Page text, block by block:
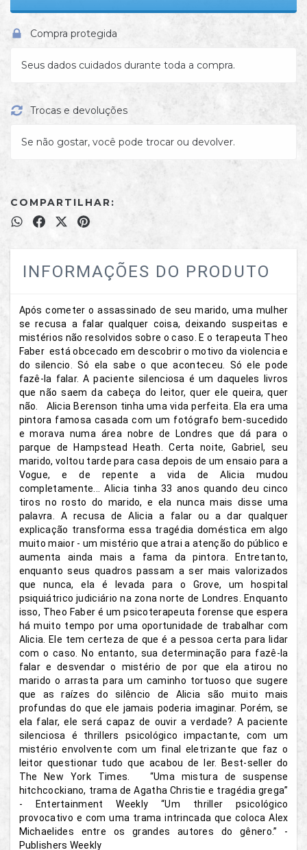
Compra protegida
Seus dados cuidados durante toda a compra.
Trocas e devoluções
Se não gostar, você pode trocar ou devolver.
COMPARTILHAR:
INFORMAÇÕES DO PRODUTO
Após cometer o assassinado de seu marido, uma mulher
se recusa a falar qualquer coisa, deixando suspeitas e
mistérios não resolvidos sobre o caso. E o terapeuta Theo
Faber está obcecado em descobrir o motivo da violencia e
do silencio. Só ela sabe o que aconteceu. Só ele pode
fazê-la falar. A paciente silenciosa é um daqueles livros
que não saem da cabeça do leitor, quer ele queira, quer
não. Alicia Berenson tinha uma vida perfeita. Ela era uma
pintora famosa casada com um fotógrafo bem-sucedido
e morava numa área nobre de Londres que dá para o
parque de Hampstead Heath. Certa noite, Gabriel, seu
marido, voltou tarde para casa depois de um ensaio para a
Vogue, e de repente a vida de Alicia mudou
completamente... Alicia tinha 33 anos quando deu cinco
tiros no rosto do marido, e ela nunca mais disse uma
palavra. A recusa de Alicia a falar ou a dar qualquer
explicação transforma essa tragédia doméstica em algo
muito maior - um mistério que atrai a atenção do público e
aumenta ainda mais a fama da pintora. Entretanto,
enquanto seus quadros passam a ser mais valorizados
que nunca, ela é levada para o Grove, um hospital
psiquiátrico judiciário na zona norte de Londres. Enquanto
isso, Theo Faber é um psicoterapeuta forense que espera
há muito tempo por uma oportunidade de trabalhar com
Alicia. Ele tem certeza de que é a pessoa certa para lidar
com o caso. No entanto, sua determinação para fazê-la
falar e desvendar o mistério de por que ela atirou no
marido o arrasta para um caminho tortuoso que sugere
que as raízes do silêncio de Alicia são muito mais
profundas do que ele jamais poderia imaginar. Porém, se
ela falar, ele será capaz de ouvir a verdade? A paciente
silenciosa é thrillers psicológico impactante, com um
mistério envolvente com um final eletrizante que faz o
leitor questionar tudo que acabou de ler. Best-seller do
The New York Times. “Uma mistura de suspense
hitchcockiano, trama de Agatha Christie e tragédia grega”
- Entertainment Weekly “Um thriller psicológico
provocativo e com uma trama intrincada que coloca Alex
Michaelides entre os grandes autores do gênero.” -
Publishers Weekly